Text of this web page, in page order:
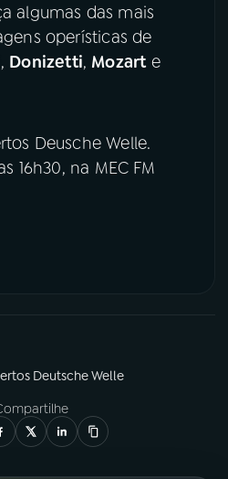
algumas das mais
operísticas de
, Donizetti, Mozarte
Deusche Welle.
16h30, na MEC FM
Deutsche Welle